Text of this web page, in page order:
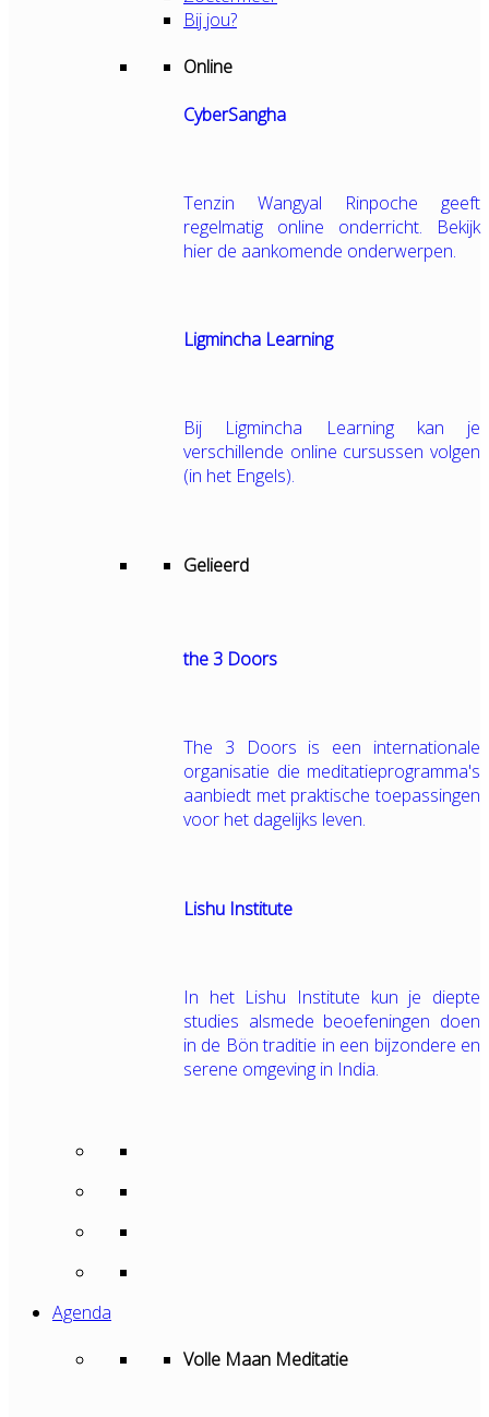
Bij jou?
Online
CyberSangha
Tenzin Wangyal Rinpoche geeft
regelmatig online onderricht. Bekijk
hier de aankomende onderwerpen.
Ligmincha Learning
Bij Ligmincha Learning kan je
verschillende online cursussen volgen
(in het Engels).
Gelieerd
the 3 Doors
The 3 Doors is een internationale
organisatie die meditatieprogramma's
aanbiedt met praktische toepassingen
voor het dagelijks leven.
Lishu Institute
In het Lishu Institute kun je diepte
studies alsmede beoefeningen doen
in de Bön traditie in een bijzondere en
serene omgeving in India.
Agenda
Volle Maan Meditatie